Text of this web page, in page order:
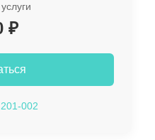
₽
002